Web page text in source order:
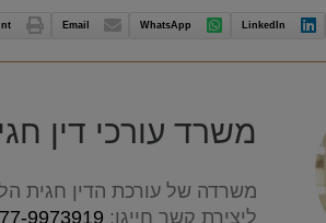
LinkedIn
WhatsApp
Email
משרד עורכי דין
משרדה של עורכת הדין חגית
ליצירת קשר חייגו: 9973919